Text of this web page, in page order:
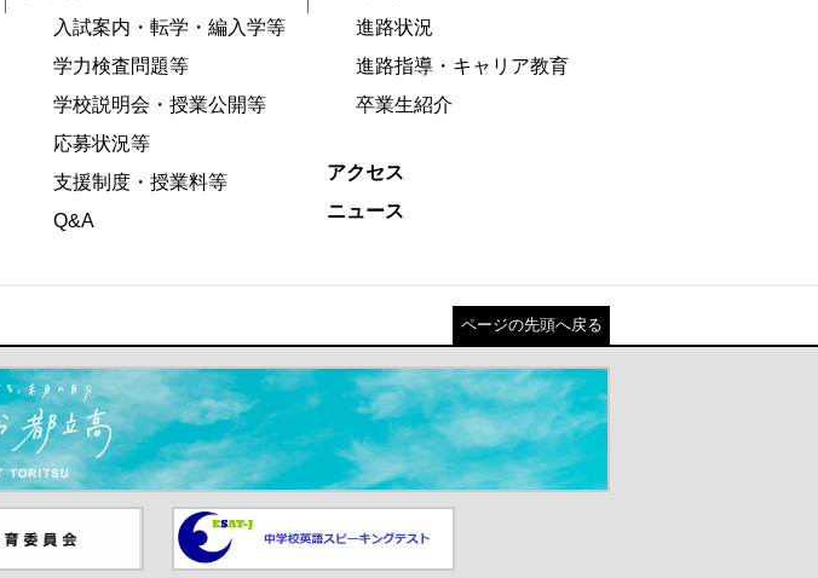
入試案内・転学・編入学等
学力検査問題等
学校説明会・授業公開等
応募状況等
支援制度・授業料等
Q&A
進路状況
進路指導・キャリア教育
卒業生紹介
アクセス
ニュース
ページの先頭へ戻る
中学校英語スピーキングテスト
（別ウインドウが開きます）